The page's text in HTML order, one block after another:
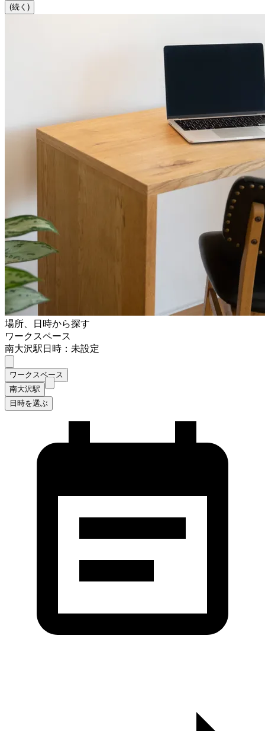
(続く)
場所、日時から探す
ワークスペース
南大沢駅日時：未設定
ワークスペース
南大沢駅
日時を選ぶ